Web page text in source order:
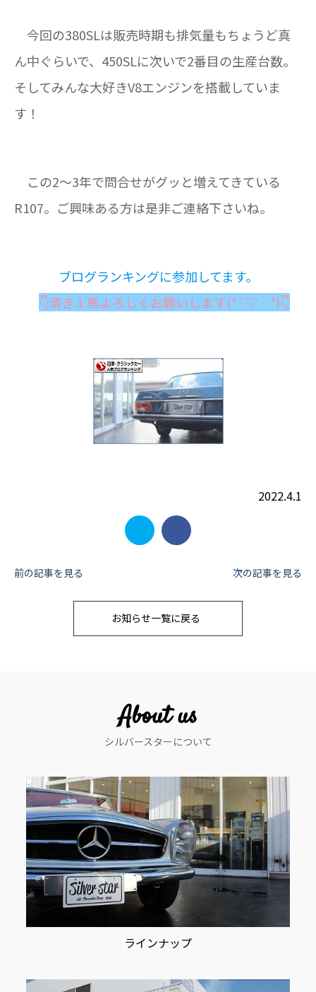
今回の380SLは販売時期も排気量もちょうど真
ん中ぐらいで、450SLに次いで2番目の生産台数。
そしてみんな大好きV8エンジンを搭載していま
す！
この2～3年で問合せがグッと増えてきている
R107。ご興味ある方は是非ご連絡下さいね。
ブログランキングに参加してます。
👇清き１票よろしくお願いします(*´▽｀*)👇
2022.4.1
投
ン
前の記事を見る 次の記事を見る
お知らせ一覧に戻る
About us
シルバースターについて
ラインナップ